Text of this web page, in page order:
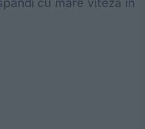
cu mare viteză în